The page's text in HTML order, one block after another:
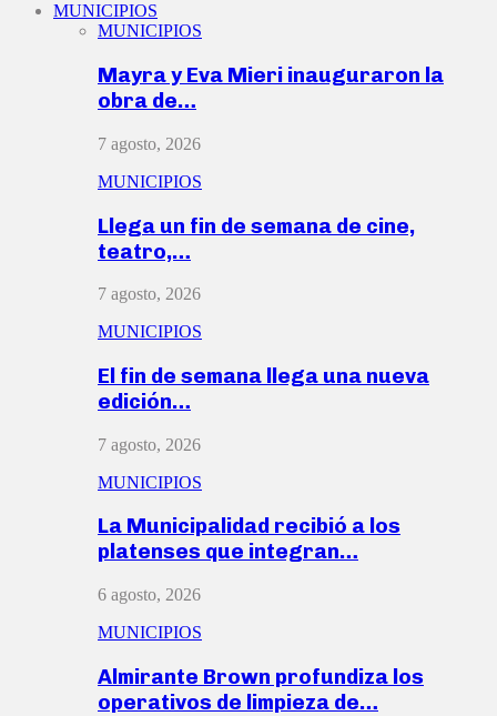
MUNICIPIOS
MUNICIPIOS
Mayra y Eva Mieri inauguraron la
obra de…
7 agosto, 2026
MUNICIPIOS
Llega un fin de semana de cine,
teatro,…
7 agosto, 2026
MUNICIPIOS
El fin de semana llega una nueva
edición…
7 agosto, 2026
MUNICIPIOS
La Municipalidad recibió a los
platenses que integran…
6 agosto, 2026
MUNICIPIOS
Almirante Brown profundiza los
operativos de limpieza de…